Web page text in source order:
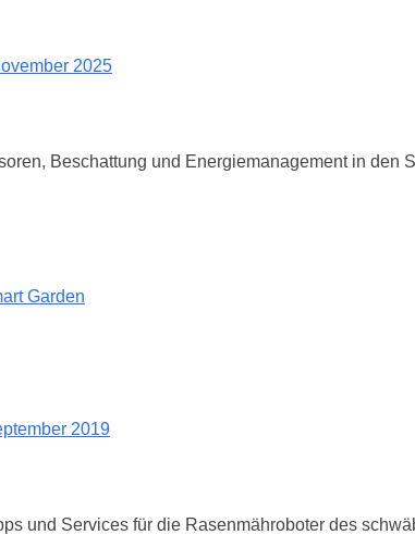
2025
Beschattung und Energiemanagement in
Garden
2019
und Services für die Rasenmähroboter des